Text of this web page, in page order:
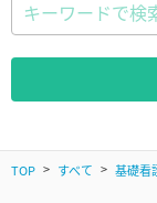
TOP すべて 基礎看